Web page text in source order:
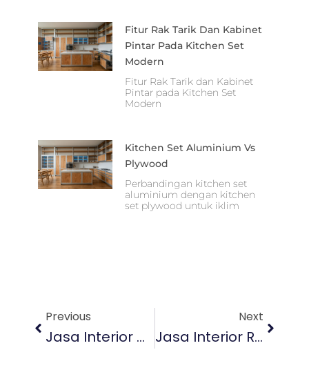
Fitur Rak Tarik Dan Kabinet
Pintar Pada Kitchen Set
Modern
Fitur Rak Tarik dan Kabinet
Pintar pada Kitchen Set
Modern
Kitchen Set Aluminium Vs
Plywood
Perbandingan kitchen set
aluminium dengan kitchen
set plywood untuk iklim
Previous
Jasa Interior Villa Di Bali Untuk Villa Dengan Gaya Tropis Elegan
Next
Jasa Interior Rumah Di Bali Membuat Rumah Lebih Eksklusif